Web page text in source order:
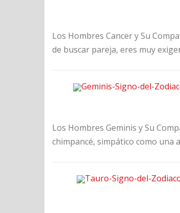
Los Hombres Cancer y Su
de buscar pareja, eres muy
Los Hombres Geminis y Su
chimpancé, simpático como una